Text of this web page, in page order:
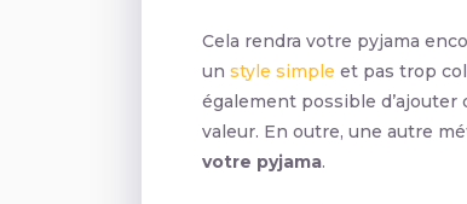
Cela rendra votre pyjama
un style simple et pas trop
également possible
valeur. En outre, une autre
votre pyjama.